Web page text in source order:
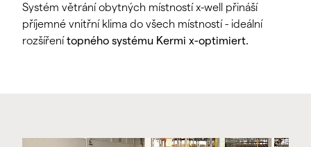
Systém větrání obytných místností x-well přináší
příjemné vnitřní klima do všech místností - ideální
rozšířenítopného systému Kermi x-optimiert.